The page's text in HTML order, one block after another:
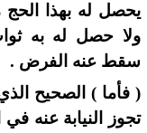
يحصل له بهذا
ولا حصل له به
سقط عنه الفرض .
( فأما ) الصحيح
تجوز النيابة عنه